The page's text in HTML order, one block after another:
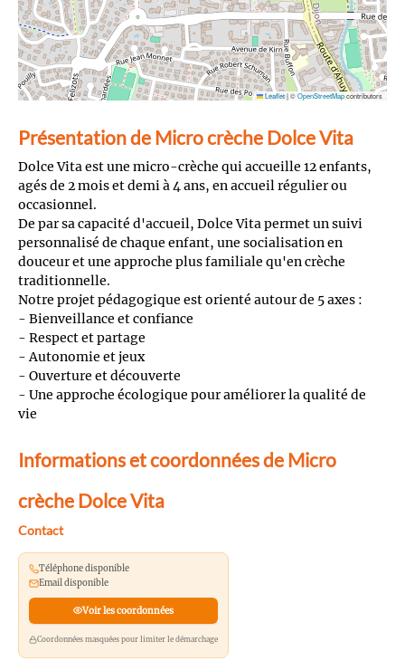
Leaflet|©OpenStreetMapcontributors
Présentation de Micro crèche Dolce Vita
Dolce Vita est une micro-crèche qui accueille 12 enfants,
agés de 2 mois et demi à 4 ans, en accueil régulier ou
occasionnel.
De par sa capacité d'accueil, Dolce Vita permet un suivi
personnalisé de chaque enfant, une socialisation en
douceur et une approche plus familiale qu'en crèche
traditionnelle.
Notre projet pédagogique est orienté autour de 5 axes :
- Bienveillance et confiance
- Respect et partage
- Autonomie et jeux
- Ouverture et découverte
- Une approche écologique pour améliorer la qualité de
vie
Informations et coordonnées de Micro
crèche Dolce Vita
Contact
Téléphone disponible
Email disponible
Voir les coordonnées
Coordonnées masquées pour limiter le démarchage